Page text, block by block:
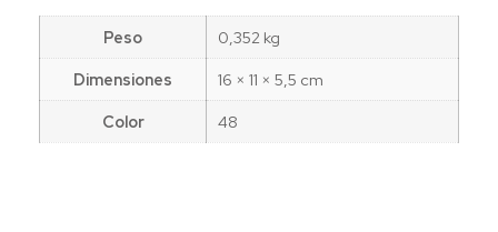
Peso
0,352 kg
Dimensiones
16 × 11 × 5,5 cm
Color
48